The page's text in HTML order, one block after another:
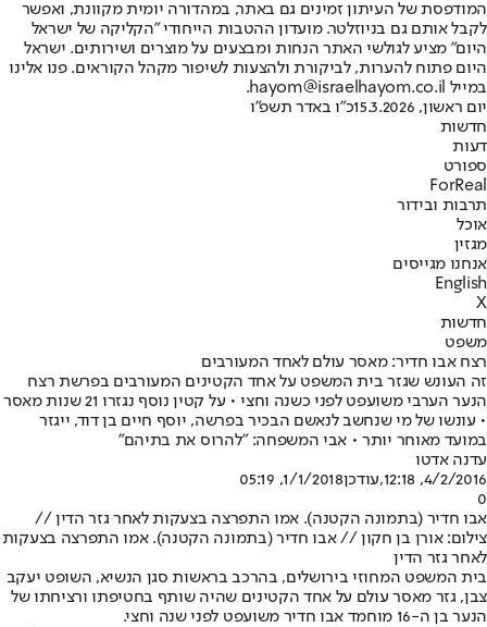
המודפסת של העיתון זמינים גם באתר, במהדורה יומית מקוונת, ואפשר
לקבל אותם גם בניוזלטר. מועדון ההטבות הייחודי "הקליקה של ישראל
היום" מציע לגולשי האתר הנחות ומבצעים על מוצרים ושירותים. ישראל
היום פתוח להערות, לביקורת ולהצעות לשיפור מקהל הקוראים. פנו אלינו
במייל hayom@israelhayom.co.il.
יום ראשון, 15.3.2026
כ"ו באדר תשפ"ו
חדשות
דעות
ספורט
ForReal
תרבות ובידור
אוכל
מגזין
אנחנו מגייסים
English
X
חדשות
משפט
רצח אבו חדיר: מאסר עולם לאחד המעורבים
זה העונש שגזר בית המשפט על אחד הקטינים המעורבים בפרשת רצח
הנער הערבי משועפט לפני כשנה וחצי • על קטין נוסף נגזרו 21 שנות מאסר
• עונשו של מי שנחשב לנאשם הבכיר בפרשה, יוסף חיים בן דוד, ייגזר
במועד מאוחר יותר • אבי המשפחה: "להרוס את בתיהם"
עדנה אדטו
4/2/2016, 12:18
,עודכן1/1/2018, 05:19
0
אבו חדיר (בתמונה הקטנה). אמו התפרצה בצעקות לאחר גזר הדין //
צילום: אורן בן חקון // אבו חדיר (בתמונה הקטנה). אמו התפרצה בצעקות
לאחר גזר הדין
בית המשפט המחוזי בירושלים, בהרכב בראשות סגן הנשיא, השופט יעקב
צבן, גזר מאסר עולם על אחד הקטינים שהיה שותף בחטיפתו ורציחתו של
הנער בן ה-16 מוחמד אבו חדיר משועפט לפני שנה וחצי.